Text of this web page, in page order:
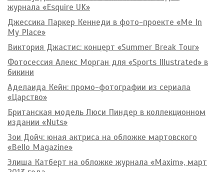
журнала «Esquire UK»
Джессика Паркер Кеннеди в фото-проекте «Me In
My Place»
Виктория Джастис: концерт «Summer Break Tour»
Фотосессия Алекс Морган для «Sports Illustrated» в
бикини
Аделаида Кейн: промо-фотографии из сериала
«Царство»
Британская модель Люси Пиндер в коллекционном
издании «Nuts»
Зои Дойч: юная актриса на обложке мартовского
«Bello Magazine»
Элиша Катберт на обложке журнала «Maxim», март